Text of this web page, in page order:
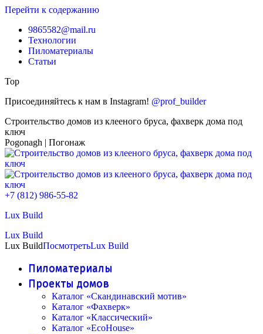
Перейти к содержанию
9865582@mail.ru
Технологии
Пиломатериалы
Статьи
Top
Присоединяйтесь к нам в Instagram! @prof_builder
Строительство домов из клееного бруса, фахверк дома под
ключ
Pogonagh | Погонаж
+7 (812) 986-55-82
Lux Build
Lux Build
Lux BuildПосмотретьLux Build
Пиломатериалы
Проекты домов
Каталог «Скандинавский мотив»
Каталог «Фахверк»
Каталог «Классический»
Каталог «EcoHouse»